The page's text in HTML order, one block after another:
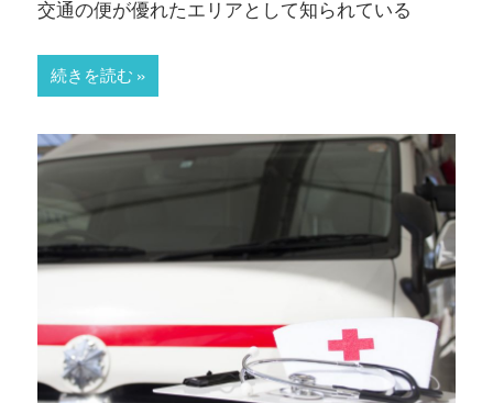
交通の便が優れたエリアとして知られている
続きを読む